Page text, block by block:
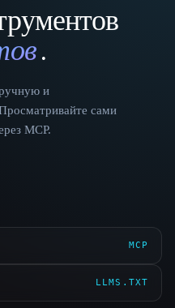
.
и
сами
MCP.
MCP
LLMS.TXT